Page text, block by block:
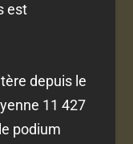
est
depuis le
11 427
podium